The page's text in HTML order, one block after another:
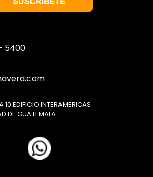
5400
EDIFICIO INTERAMERICAS
DE GUATEMALA